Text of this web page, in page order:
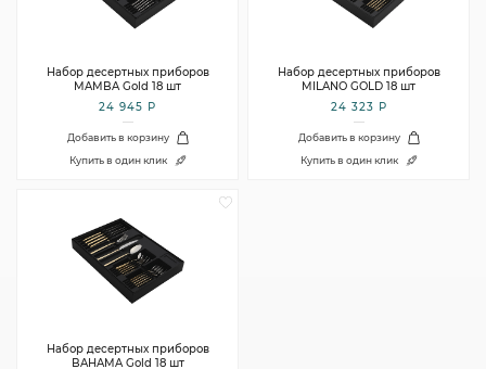
Набор десертных приборов
MAMBA Gold 18 шт
24 945 Р
Добавить в корзину
Купить в один клик
Набор десертных приборов
MILANO GOLD 18 шт
24 323 Р
Добавить в корзину
Купить в один клик
Набор десертных приборов
BAHAMA Gold 18 шт